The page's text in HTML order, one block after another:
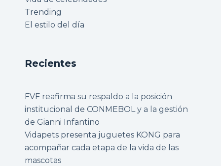
Trending
El estilo del día
Recientes
FVF reafirma su respaldo a la posición
institucional de CONMEBOL y a la gestión
de Gianni Infantino
Vidapets presenta juguetes KONG para
acompañar cada etapa de la vida de las
mascotas